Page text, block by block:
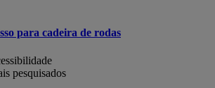
para cadeira de rodas
pesquisados